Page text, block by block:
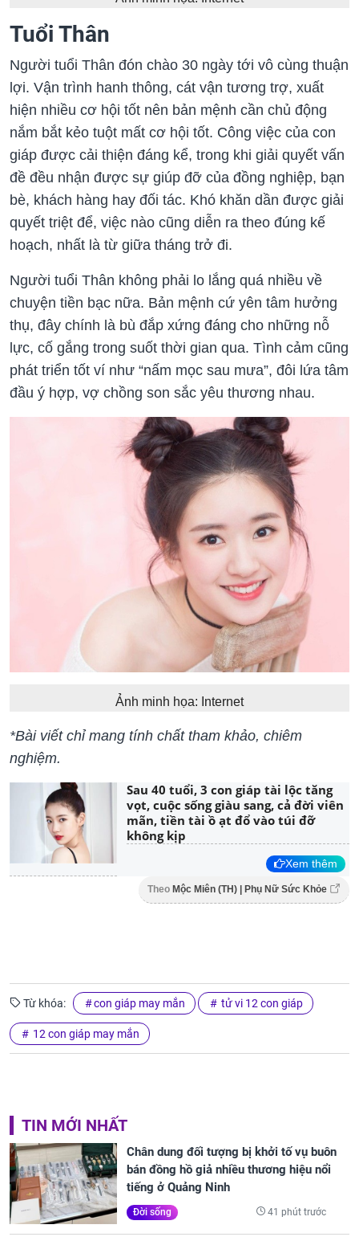
Tuổi Thân
Người tuổi Thân đón chào 30 ngày tới vô cùng thuận
lợi. Vận trình hanh thông, cát vận tương trợ, xuất
hiện nhiều cơ hội tốt nên bản mệnh cần chủ động
nắm bắt kẻo tuột mất cơ hội tốt. Công việc của con
giáp được cải thiện đáng kể, trong khi giải quyết vấn
đề đều nhận được sự giúp đỡ của đồng nghiệp, bạn
bè, khách hàng hay đối tác. Khó khăn dần được giải
quyết triệt để, việc nào cũng diễn ra theo đúng kế
hoạch, nhất là từ giữa tháng trở đi.
Người tuổi Thân không phải lo lắng quá nhiều về
chuyện tiền bạc nữa. Bản mệnh cứ yên tâm hưởng
thụ, đây chính là bù đắp xứng đáng cho những nỗ
lực, cố gắng trong suốt thời gian qua. Tình cảm cũng
phát triển tốt ví như “nấm mọc sau mưa”, đôi lứa tâm
đầu ý hợp, vợ chồng son sắc yêu thương nhau.
Ảnh minh họa: Internet
*Bài viết chỉ mang tính chất tham khảo, chiêm
nghiệm.
Sau 40 tuổi, 3 con giáp tài lộc tăng
vọt, cuộc sống giàu sang, cả đời viên
mãn, tiền tài ồ ạt đổ vào túi đỡ
không kịp
Xem thêm
Theo Mộc Miên (TH) | Phụ Nữ Sức Khỏe
Từ khóa: con giáp may mắn tử vi 12 con giáp
12 con giáp may mắn
TIN MỚI NHẤT
Chân dung đối tượng bị khởi tố vụ buôn
bán đồng hồ giả nhiều thương hiệu nổi
tiếng ở Quảng Ninh
Đời sống 41 phút trước